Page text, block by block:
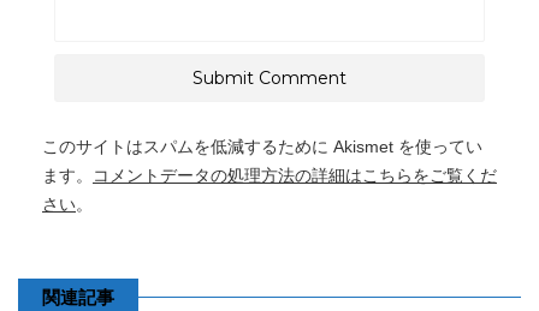
このサイトはスパムを低減するために Akismet を使ってい
ます。
コメントデータの処理方法の詳細はこちらをご覧くだ
さい。
関連記事